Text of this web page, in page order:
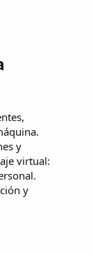
y
virtual:
y